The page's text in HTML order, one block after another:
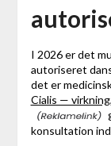
I 2026 er det
autoriseret
det er
Cialis —
konsultation